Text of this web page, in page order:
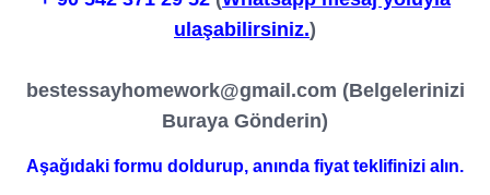
ulaşabilirsiniz.)
bestessayhomework@gmail.com (Belgelerinizi
Buraya Gönderin)
Aşağıdaki formu doldurup, anında fiyat teklifinizi alın.